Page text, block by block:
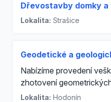
Dřevostavby domky
Lokalita: Strašice
Geodetické a
Nabízíme provedení
zhotovení
Lokalita: Hodonín